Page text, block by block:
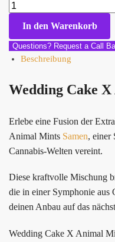
In den Warenkorb
Questions? Request a Call
Beschreibung
Wedding Cake
Erlebe eine Fusion der
Animal Mints Samen, einer
Cannabis-Welten vereint.
Diese kraftvolle Mischung
die in einer Symphonie aus
deinen Anbau auf das
Wedding Cake X Animal